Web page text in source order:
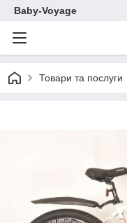
Baby-Voyage
Товари та послуги